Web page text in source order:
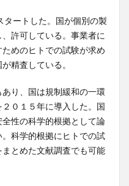
ートした。国が個別の製
許可している。事業者に
めのヒトでの試験が求め
精査している。
り、国は規制緩和の一環
０１５年に導入した。国
性の科学的根拠として論
科学的根拠にヒトでの試
とめた文献調査でも可能